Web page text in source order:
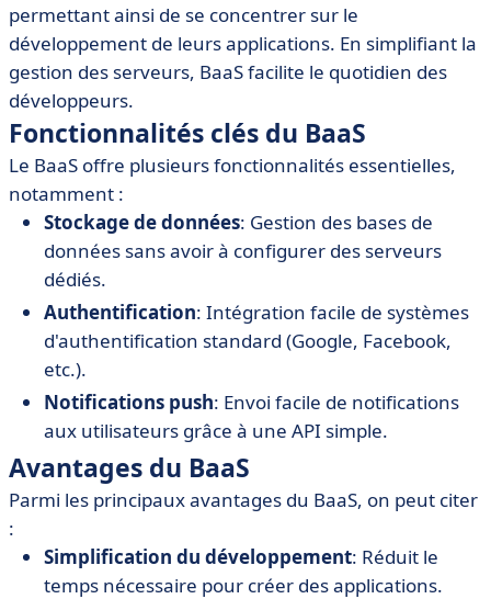
• Différences entre BaaS et d'autres modèles (PaaS,
IaaS)
• Meilleurs outils et plateformes de BaaS
• Exemples de mise en œuvre réussie du BaaS
permettant ainsi de se concentrer sur le
développement de leurs applications. En simplifiant la
gestion des serveurs, BaaS facilite le quotidien des
développeurs.
Fonctionnalités clés du BaaS
Le BaaS offre plusieurs fonctionnalités essentielles,
notamment :
Stockage de données: Gestion des bases de
données sans avoir à configurer des serveurs
dédiés.
Authentification: Intégration facile de systèmes
d'authentification standard (Google, Facebook,
etc.).
Notifications push: Envoi facile de notifications
aux utilisateurs grâce à une API simple.
Avantages du BaaS
Parmi les principaux avantages du BaaS, on peut citer
:
Simplification du développement: Réduit le
temps nécessaire pour créer des applications.